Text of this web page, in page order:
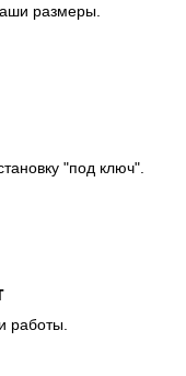
размеры.
"под ключ".
работы.